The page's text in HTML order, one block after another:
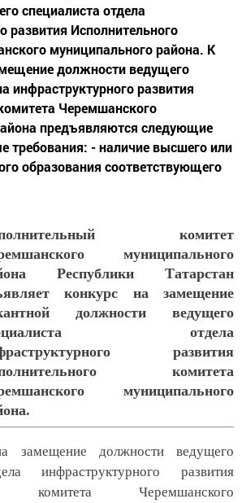
специалиста отдела
развития Исполнительного
муниципального района. К
должности ведущего
инфраструктурного развития
Черемшанского
предъявляются следующие
требования: - наличие высшего или
образования соответствующего
комитет
муниципального
Республики Татарстан
конкурс на замещение
должности ведущего
отдела
развития
комитета
муниципального
замещение должности ведущего
инфраструктурного развития
комитета Черемшанского